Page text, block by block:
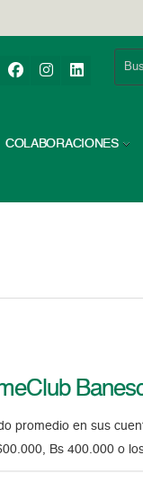
COLABORACIONES
promedio en sus
Bs 400.000 o